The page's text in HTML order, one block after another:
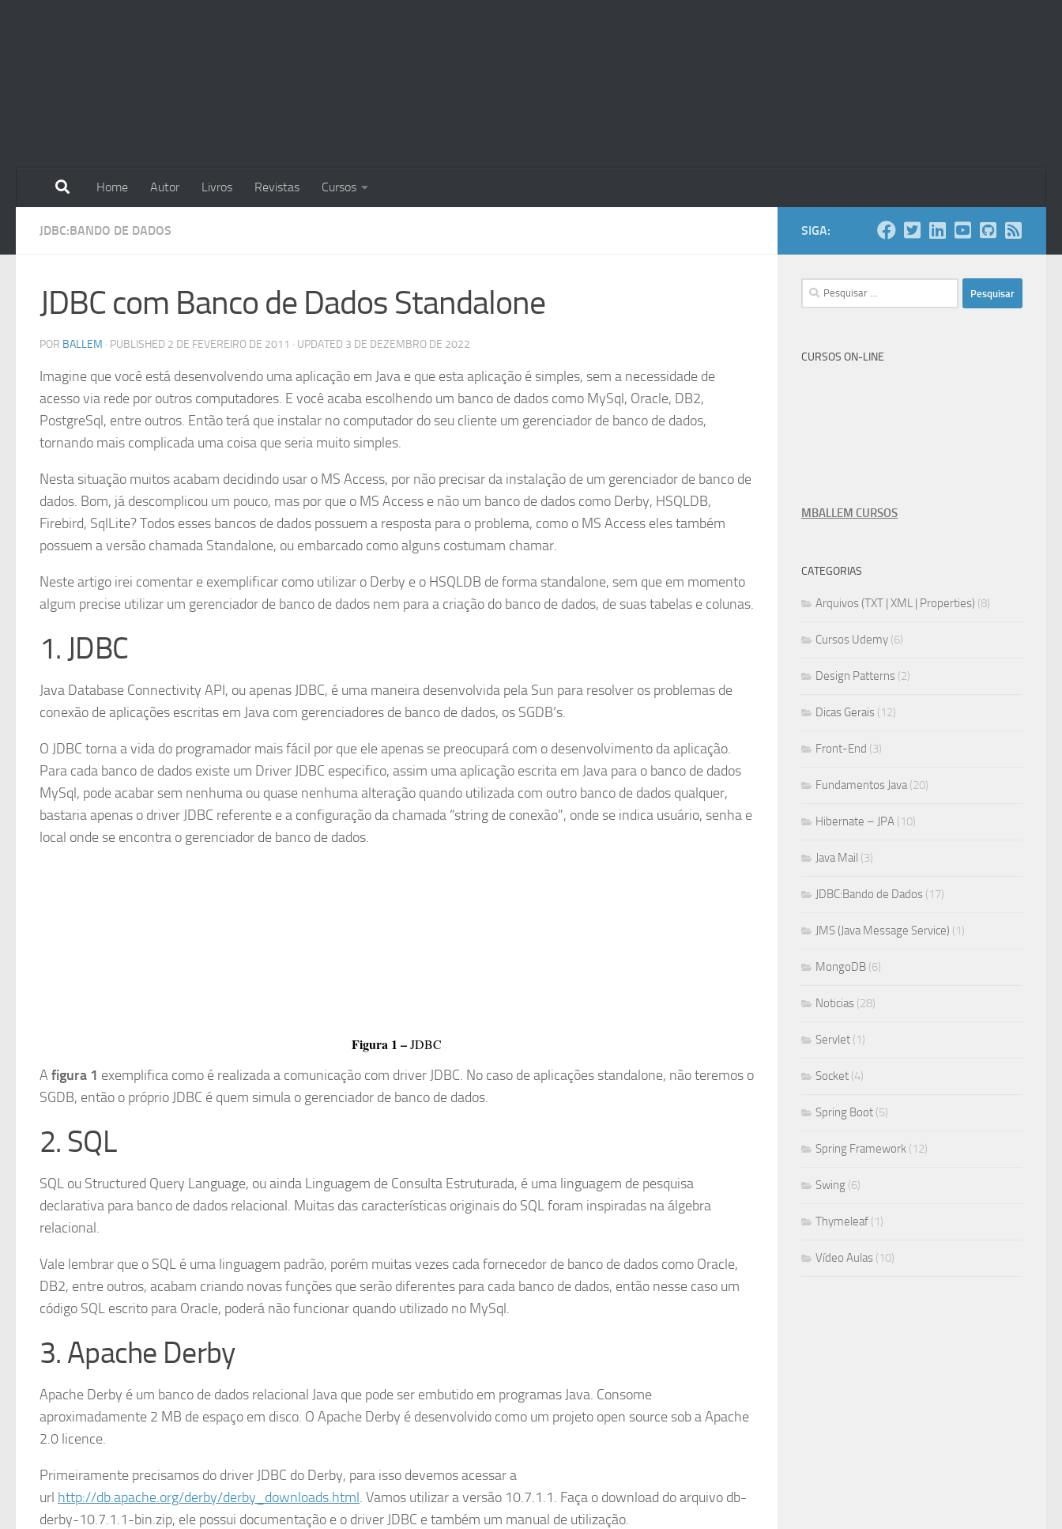
Home Autor Livros Revistas Cursos
JDBC:BANDO DE DADOS
JDBC com Banco de Dados Standalone
POR BALLEM · PUBLISHED 2 DE FEVEREIRO DE 2011 · UPDATED 3 DE DEZEMBRO DE 2022
Imagine que você está desenvolvendo uma aplicação em Java e que esta aplicação é simples, sem a necessidade de
acesso via rede por outros computadores. E você acaba escolhendo um banco de dados como MySql, Oracle, DB2,
PostgreSql, entre outros. Então terá que instalar no computador do seu cliente um gerenciador de banco de dados,
tornando mais complicada uma coisa que seria muito simples.
Nesta situação muitos acabam decidindo usar o MS Access, por não precisar da instalação de um gerenciador de banco de
dados. Bom, já descomplicou um pouco, mas por que o MS Access e não um banco de dados como Derby, HSQLDB,
Firebird, SqlLite? Todos esses bancos de dados possuem a resposta para o problema, como o MS Access eles também
possuem a versão chamada Standalone, ou embarcado como alguns costumam chamar.
Neste artigo irei comentar e exemplificar como utilizar o Derby e o HSQLDB de forma standalone, sem que em momento
algum precise utilizar um gerenciador de banco de dados nem para a criação do banco de dados, de suas tabelas e colunas.
1. JDBC
Java Database Connectivity API, ou apenas JDBC, é uma maneira desenvolvida pela Sun para resolver os problemas de
conexão de aplicações escritas em Java com gerenciadores de banco de dados, os SGDB’s.
O JDBC torna a vida do programador mais fácil por que ele apenas se preocupará com o desenvolvimento da aplicação.
Para cada banco de dados existe um Driver JDBC especifico, assim uma aplicação escrita em Java para o banco de dados
MySql, pode acabar sem nenhuma ou quase nenhuma alteração quando utilizada com outro banco de dados qualquer,
bastaria apenas o driver JDBC referente e a configuração da chamada “string de conexão”, onde se indica usuário, senha e
local onde se encontra o gerenciador de banco de dados.
Figura 1 –JDBC
A figura 1 exemplifica como é realizada a comunicação com driver JDBC. No caso de aplicações standalone, não teremos o
SGDB, então o próprio JDBC é quem simula o gerenciador de banco de dados.
2. SQL
SQL ou Structured Query Language, ou ainda Linguagem de Consulta Estruturada, é uma linguagem de pesquisa
declarativa para banco de dados relacional. Muitas das características originais do SQL foram inspiradas na álgebra
relacional.
Vale lembrar que o SQL é uma linguagem padrão, porém muitas vezes cada fornecedor de banco de dados como Oracle,
DB2, entre outros, acabam criando novas funções que serão diferentes para cada banco de dados, então nesse caso um
código SQL escrito para Oracle, poderá não funcionar quando utilizado no MySql.
3. Apache Derby
Apache Derby é um banco de dados relacional Java que pode ser embutido em programas Java. Consome
aproximadamente 2 MB de espaço em disco. O Apache Derby é desenvolvido como um projeto open source sob a Apache
2.0 licence.
Primeiramente precisamos do driver JDBC do Derby, para isso devemos acessar a
url http://db.apache.org/derby/derby_downloads.html. Vamos utilizar a versão 10.7.1.1. Faça o download do arquivo db-
derby-10.7.1.1-bin.zip, ele possui documentação e o driver JDBC e também um manual de utilização.
SIGA:
Pesquisar
por:
CURSOS ON-LINE
MBALLEM CURSOS
CATEGORIAS
Arquivos (TXT | XML | Properties) (8)
Cursos Udemy (6)
Design Patterns (2)
Dicas Gerais (12)
Front-End (3)
Fundamentos Java(20)
Hibernate – JPA (10)
Java Mail (3)
JDBC:Bando de Dados (17)
JMS (Java Message Service) (1)
MongoDB (6)
Noticias (28)
Servlet (1)
Socket (4)
Spring Boot (5)
Spring Framework (12)
Swing (6)
Thymeleaf (1)
Vídeo Aulas (10)